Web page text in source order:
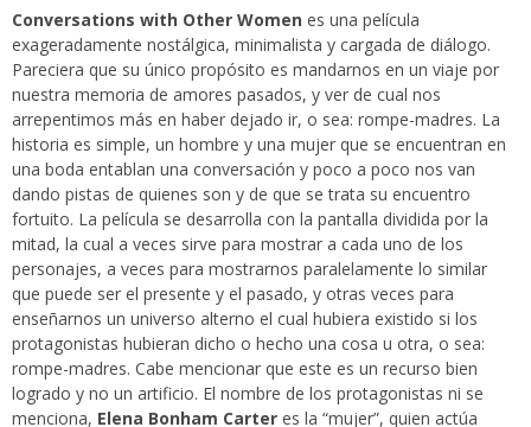
Conversations with Other Women es una película
exageradamente nostálgica, minimalista y cargada de diálogo.
Pareciera que su único propósito es mandarnos en un viaje por
nuestra memoria de amores pasados, y ver de cual nos
arrepentimos más en haber dejado ir, o sea: rompe-madres. La
historia es simple, un hombre y una mujer que se encuentran en
una boda entablan una conversación y poco a poco nos van
dando pistas de quienes son y de que se trata su encuentro
fortuito. La película se desarrolla con la pantalla dividida por la
mitad, la cual a veces sirve para mostrar a cada uno de los
personajes, a veces para mostrarnos paralelamente lo similar
que puede ser el presente y el pasado, y otras veces para
enseñarnos un universo alterno el cual hubiera existido si los
protagonistas hubieran dicho o hecho una cosa u otra, o sea:
rompe-madres. Cabe mencionar que este es un recurso bien
logrado y no un artificio. El nombre de los protagonistas ni se
menciona, Elena Bonham Carter es la “mujer”, quien actúa